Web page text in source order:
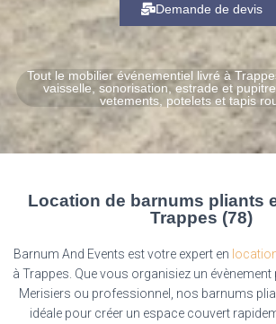
Demande de devis
Tout le mobilier événementiel livré à
vaisselle, sonorisation, estrade et
vetements, potelets et tapis
Location de barnums pliants
Trappes (78)
Barnum And Events est votre expert en
à Trappes. Que vous organisiez un
Merisiers ou professionnel, nos barnums
idéale pour créer un espace couvert